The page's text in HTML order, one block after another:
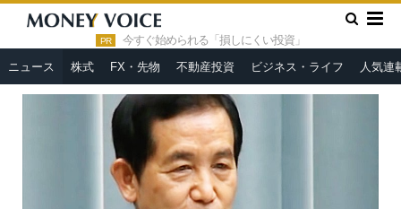
PR 今すぐ始められる「損しにくい投資」
ニュース 株式 FX・先物 不動産投資 ビジネス・ライフ 人気連
HOME » ニュース »
山本幸三大臣「命取り」の釈明。疑惑の1
億5千万円はどこに消えたのか＝新恭